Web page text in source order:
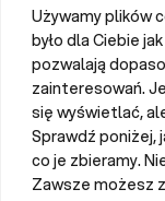
Używamy plików
było dla Ciebie
pozwalają
zainteresowań.
się wyświetlać,
Sprawdź poniżej,
co je zbieramy.
Zawsze możesz